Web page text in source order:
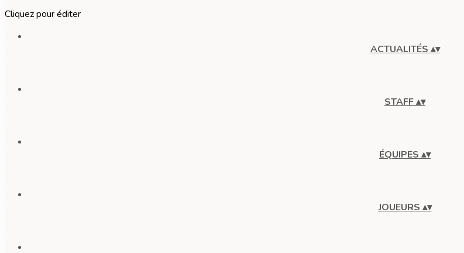
Cliquez pour éditer
ACTUALITÉS ▴▾
STAFF▴▾
ÉQUIPES ▴▾
JOUEURS ▴▾